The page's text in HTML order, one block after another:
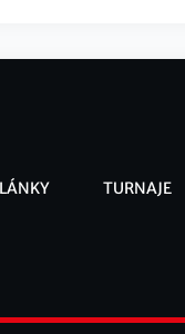
TURNAJE